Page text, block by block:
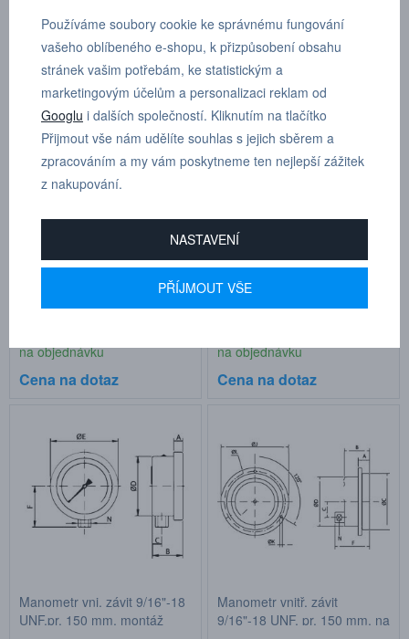
Produkty pouze skladem 4 produkty
9/16"-18 UNF, pr. 100 mm,
na objednávku
Cena na dotaz
Manometr vnitřní závit
9/16"-18 UNF, pr. 100 mm, na
na objednávku
Cena na dotaz
Manometr vni. závit 9/16"-18
UNF,pr. 150 mm, montáž
Manometr vnitř. závit
9/16"-18 UNF, pr. 150 mm, na
Používáme soubory cookie ke správnému fungování
vašeho oblíbeného e-shopu, k přizpůsobení obsahu
stránek vašim potřebám, ke statistickým a
marketingovým účelům a personalizaci reklam od
Googlu i dalších společností. Kliknutím na tlačítko
Přijmout vše nám udělíte souhlas s jejich sběrem a
zpracováním a my vám poskytneme ten nejlepší zážitek
z nakupování.
NASTAVENÍ
PŘÍJMOUT VŠE